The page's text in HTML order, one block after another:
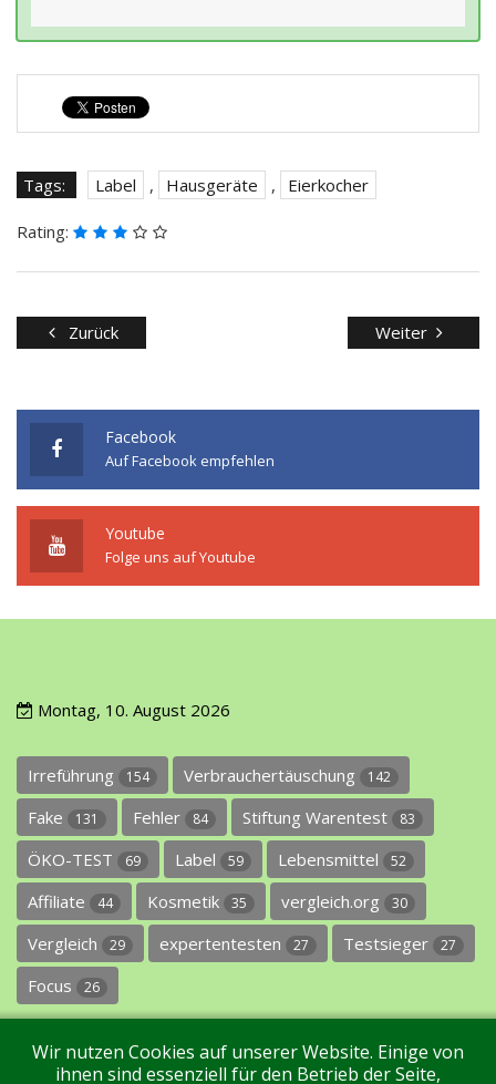
Tags: Label , Hausgeräte , Eierkocher
Rating:
Zurück Weiter
Facebook
Auf Facebook empfehlen
Youtube
Folge uns auf Youtube
Montag, 10. August 2026
Irreführung 154 Verbrauchertäuschung 142
Fake 131 Fehler 84 Stiftung Warentest 83
ÖKO-TEST 69 Label 59 Lebensmittel 52
Affiliate 44 Kosmetik 35 vergleich.org 30
Vergleich 29 expertentesten 27 Testsieger 27
Focus 26
Wir nutzen Cookies auf unserer Website. Einige von
ihnen sind essenziell für den Betrieb der Seite,